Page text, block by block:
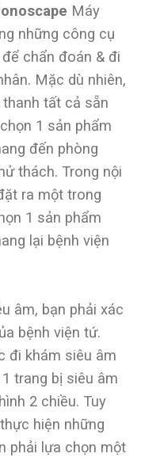
Máy
những công cụ
chẩn đoán & đi
Mặc dù nhiên,
tất cả sẵn
1 sản phẩm
đến phòng
thách. Trong nội
ra một trong
1 sản phẩm
lại bệnh viện
âm, bạn phải xác
bệnh viện tứ.
đi khám siêu âm
trang bị siêu âm
2 chiều. Tuy
hiện những
phải lựa chọn một